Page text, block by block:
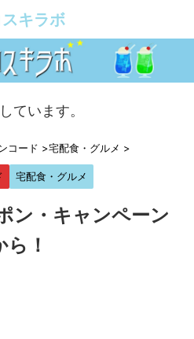
スキラボ
ています。
コード >宅配食・グルメ >
宅配食・グルメ
ン・キャンペーン
！